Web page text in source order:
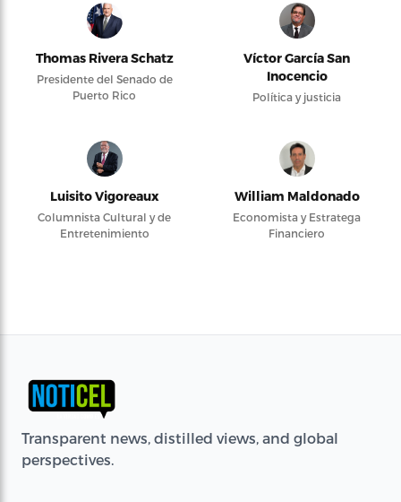
Thomas Rivera Schatz
Presidente del Senado de
Puerto Rico
Víctor García San
Inocencio
Política y justicia
Luisito Vigoreaux
Columnista Cultural y de
Entretenimiento
William Maldonado
Economista y Estratega
Financiero
Transparent news, distilled views, and global
perspectives.